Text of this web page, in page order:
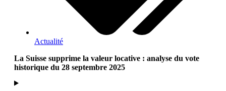
Actualité
La Suisse supprime la valeur locative : analyse du vote
historique du 28 septembre 2025